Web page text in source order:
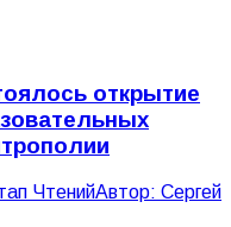
открытие
ЧтенийАвтор: Сергей